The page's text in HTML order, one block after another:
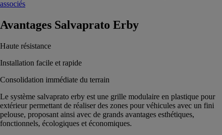
associés
Avantages Salvaprato Erby
Haute résistance
Installation facile et rapide
Consolidation immédiate du terrain
Le système salvaprato erby est une grille modulaire en plastique pour
extérieur permettant de réaliser des zones pour véhicules avec un fini
pelouse, proposant ainsi avec de grands avantages esthétiques,
fonctionnels, écologiques et économiques.